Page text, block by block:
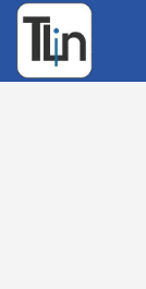
Rechercher